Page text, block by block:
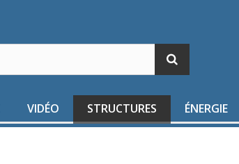
VIDÉO STRUCTURES ÉNERGIE